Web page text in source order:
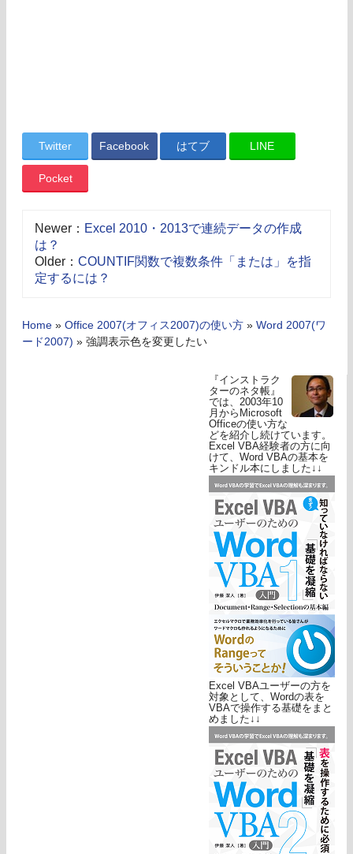
Twitter Facebook はてブ LINE
Pocket
Newer： Excel 2010・2013で連続データの作成
は？
Older： COUNTIF関数で複数条件「または」を指
定するには？
Home » Office 2007(オフィス2007)の使い方 » Word 2007(ワ
ード2007) » 強調表示色を変更したい
『インストラク
ターのネタ帳』
では、2003年10
月からMicrosoft
Officeの使い方な
どを紹介し続けています。
Excel VBA経験者の方に向
けて、Word VBAの基本を
キンドル本にしました↓↓
Excel VBAユーザーの方を
対象として、Wordの表を
VBAで操作する基礎をまと
めました↓↓